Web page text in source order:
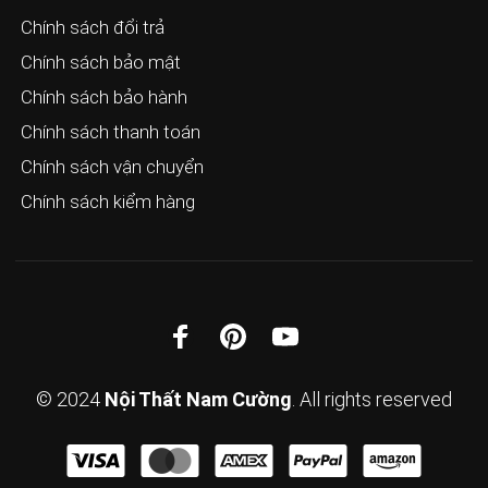
Chính sách đổi trả
Chính sách bảo mật
Chính sách bảo hành
Chính sách thanh toán
Chính sách vận chuyển
Chính sách kiểm hàng
© 2024 Nội Thất Nam Cường . All rights reserved